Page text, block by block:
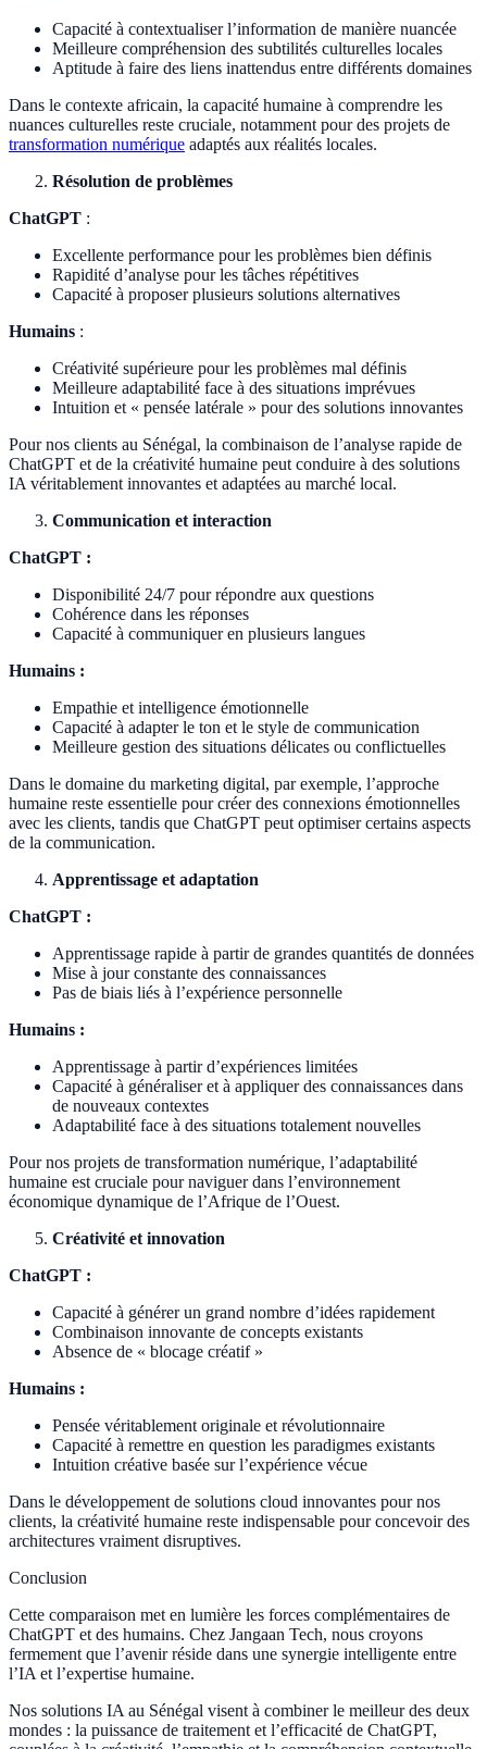
Capacité à contextualiser l’information de manière nuancée
Meilleure compréhension des subtilités culturelles locales
Aptitude à faire des liens inattendus entre différents domaines
Dans le contexte africain, la capacité humaine à comprendre les
nuances culturelles reste cruciale, notamment pour des projets de
transformation numérique adaptés aux réalités locales.
Résolution de problèmes
ChatGPT :
Excellente performance pour les problèmes bien définis
Rapidité d’analyse pour les tâches répétitives
Capacité à proposer plusieurs solutions alternatives
Humains :
Créativité supérieure pour les problèmes mal définis
Meilleure adaptabilité face à des situations imprévues
Intuition et « pensée latérale » pour des solutions innovantes
Pour nos clients au Sénégal, la combinaison de l’analyse rapide de
ChatGPT et de la créativité humaine peut conduire à des solutions
IA véritablement innovantes et adaptées au marché local.
Communication et interaction
ChatGPT :
Disponibilité 24/7 pour répondre aux questions
Cohérence dans les réponses
Capacité à communiquer en plusieurs langues
Humains :
Empathie et intelligence émotionnelle
Capacité à adapter le ton et le style de communication
Meilleure gestion des situations délicates ou conflictuelles
Dans le domaine du marketing digital, par exemple, l’approche
humaine reste essentielle pour créer des connexions émotionnelles
avec les clients, tandis que ChatGPT peut optimiser certains aspects
de la communication.
Apprentissage et adaptation
ChatGPT :
Apprentissage rapide à partir de grandes quantités de données
Mise à jour constante des connaissances
Pas de biais liés à l’expérience personnelle
Humains :
Apprentissage à partir d’expériences limitées
Capacité à généraliser et à appliquer des connaissances dans
de nouveaux contextes
Adaptabilité face à des situations totalement nouvelles
Pour nos projets de transformation numérique, l’adaptabilité
humaine est cruciale pour naviguer dans l’environnement
économique dynamique de l’Afrique de l’Ouest.
Créativité et innovation
ChatGPT :
Capacité à générer un grand nombre d’idées rapidement
Combinaison innovante de concepts existants
Absence de « blocage créatif »
Humains :
Pensée véritablement originale et révolutionnaire
Capacité à remettre en question les paradigmes existants
Intuition créative basée sur l’expérience vécue
Dans le développement de solutions cloud innovantes pour nos
clients, la créativité humaine reste indispensable pour concevoir des
architectures vraiment disruptives.
Conclusion
Cette comparaison met en lumière les forces complémentaires de
ChatGPT et des humains. Chez Jangaan Tech, nous croyons
fermement que l’avenir réside dans une synergie intelligente entre
l’IA et l’expertise humaine.
Nos solutions IA au Sénégal visent à combiner le meilleur des deux
mondes : la puissance de traitement et l’efficacité de ChatGPT,